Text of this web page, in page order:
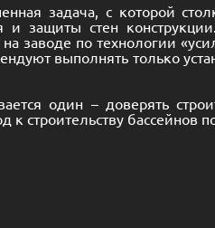
задача, с которой
защиты стен конструкции.
заводе по технологии
выполнять только
один – доверять
строительству бассейнов